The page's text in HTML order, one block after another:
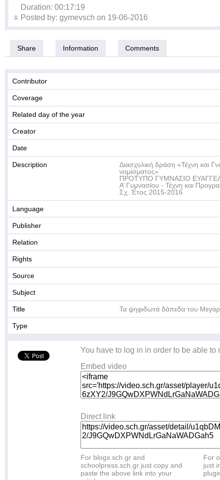
Duration: 00:17:19
Posted by: gymevsch on 19-06-2016
Share Information Comments
Contributor
Coverage
Related day of the year
Creator
Date
Description
Διασχολική δράση «Τέχνη και
νομίσματος»
ΠΡΟΤΥΠΟ ΓΥΜΝΑΣΙΟ
Α’ Γυμνασίου - Τέχνη και
Σχ. Έτος 2015-2016
Language
Publisher
Relation
Rights
Source
Subject
Title Τα ψηφιδωτά δάπεδα του
Type
You have to log in in order to be able to
Embed video
Direct link
For blogs.sch.gr and
schoolpress.sch.gr just copy and
paste the above link into your
For
just